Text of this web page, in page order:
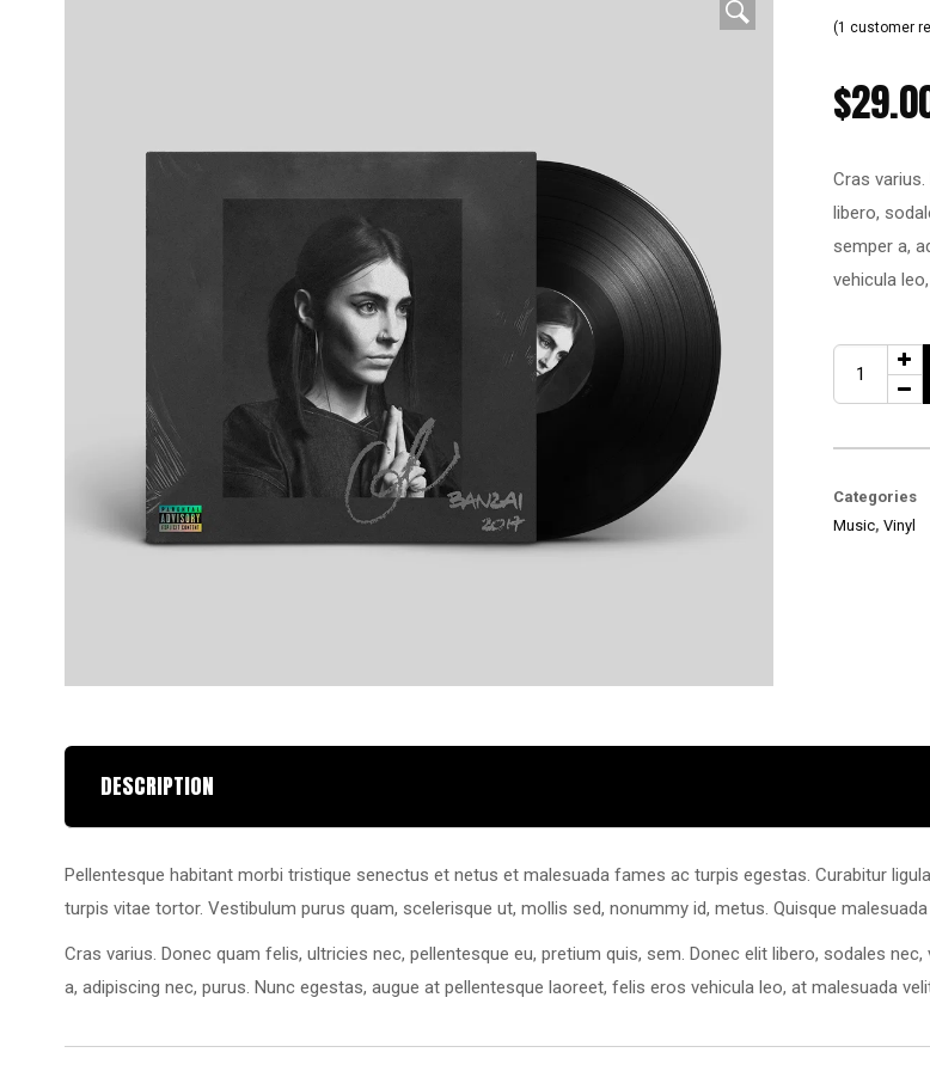
out of 5
(1 customer
$
Cras
libero,
semper a,
vehicula
Categories
Music, Vinyl
DESCRIPTION
Pellentesque habitant morbi tristique senectus et netus et malesuada fames ac turpis egestas. Curabitur
turpis vitae tortor. Vestibulum purus quam, scelerisque ut, mollis sed, nonummy id, metus. Quisque malesuada
Cras varius. Donec quam felis, ultricies nec, pellentesque eu, pretium quis, sem. Donec elit libero, sodales
a, adipiscing nec, purus. Nunc egestas, augue at pellentesque laoreet, felis eros vehicula leo, at malesuada